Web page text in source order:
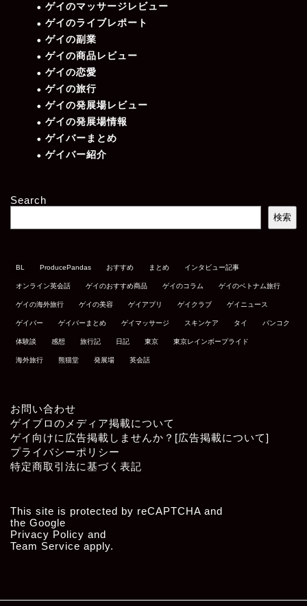
ゲイのマッサージレビュー
ゲイのライブレポート
ゲイの副業
ゲイの商品レビュー
ゲイの恋愛
ゲイの旅行
ゲイの発展場レビュー
ゲイの発展場情報
ゲイバーまとめ
ゲイバー紹介
Search
検索
BL ProducePandas おすすめ まとめ インタビュー記事
オンライン英会話 ゲイのおすすめ商品 ゲイのコラム ゲイのベトナム旅行
ゲイの海外旅行 ゲイの美容 ゲイアプリ ゲイクラブ ゲイニュース
ゲイバー ゲイバーまとめ ゲイマッサージ スキンケア タイ バンコク
体験談 感想 旅行記 日記 東京 東京レインボープライド
海外旅行 熊猫堂 発展場 英会話
お問い合わせ
ゲイブロのメディア掲載について
ゲイ向けに広告掲載しませんか？[広告掲載について]
プライバシーポリシー
特定商取引法に基づく表記
This site is protected by reCAPTCHA and
the Google
Privacy Policy and
Team Service apply.